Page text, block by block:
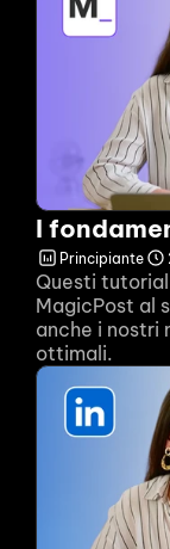
I
Principiante
Questi
MagicPost al
anche i nostri
ottimali.